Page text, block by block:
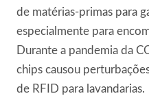
de matérias-primas para
especialmente para
Durante a pandemia da
chips causou
de RFID para lavandarias.